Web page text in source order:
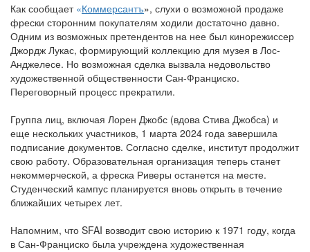
Как сообщает «Коммерсантъ», слухи о возможной продаже
фрески сторонним покупателям ходили достаточно давно.
Одним из возможных претендентов на нее был кинорежиссер
Джордж Лукас, формирующий коллекцию для музея в Лос-
Анджелесе. Но возможная сделка вызвала недовольство
художественной общественности Сан-Франциско.
Переговорный процесс прекратили.
Группа лиц, включая Лорен Джобс (вдова Стива Джобса) и
еще нескольких участников, 1 марта 2024 года завершила
подписание документов. Согласно сделке, институт продолжит
свою работу. Образовательная организация теперь станет
некоммерческой, а фреска Риверы останется на месте.
Студенческий кампус планируется вновь открыть в течение
ближайших четырех лет.
Напомним, что SFAI возводит свою историю к 1971 году, когда
в Сан-Франциско была учреждена художественная